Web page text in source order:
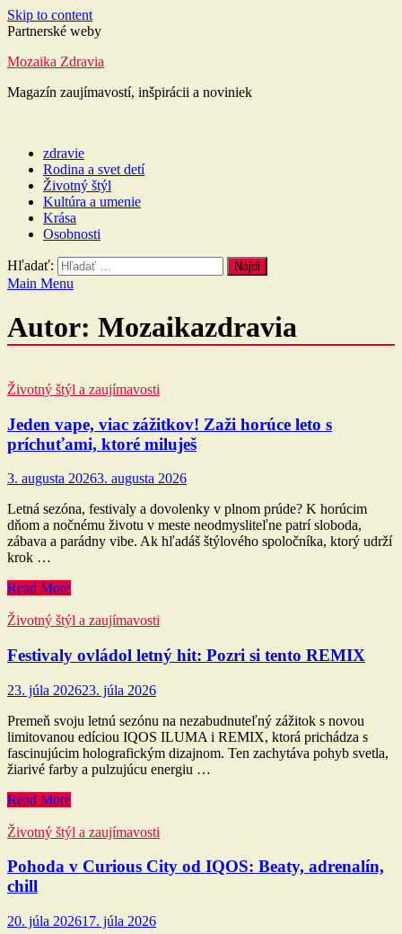
Skip to content
Partnerské weby
Mozaika Zdravia
Magazín zaujímavostí, inšpirácii a noviniek
zdravie
Rodina a svet detí
Životný štýl
Kultúra a umenie
Krása
Osobnosti
Hľadať:
Main Menu
Autor: Mozaikazdravia
Životný štýl a zaujímavosti
Jeden vape, viac zážitkov! Zaži horúce leto s
príchuťami, ktoré miluješ
3. augusta 20263. augusta 2026
Letná sezóna, festivaly a dovolenky v plnom prúde? K horúcim
dňom a nočnému životu v meste neodmysliteľne patrí sloboda,
zábava a parádny vibe. Ak hľadáš štýlového spoločníka, ktorý udrží
krok …
Read More
Životný štýl a zaujímavosti
Festivaly ovládol letný hit: Pozri si tento REMIX
23. júla 202623. júla 2026
Premeň svoju letnú sezónu na nezabudnuteľný zážitok s novou
limitovanou edíciou IQOS ILUMA i REMIX, ktorá prichádza s
fascinujúcim holografickým dizajnom. Ten zachytáva pohyb svetla,
žiarivé farby a pulzujúcu energiu …
Read More
Životný štýl a zaujímavosti
Pohoda v Curious City od IQOS: Beaty, adrenalín,
chill
20. júla 202617. júla 2026